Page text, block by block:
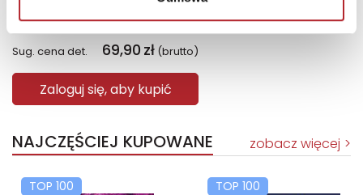
Bright Junior Media
Sug. cena det. 69,90 zł (brutto)
Zaloguj się, aby kupić
NAJCZĘŚCIEJ KUPOWANE zobacz więcej
TOP 100
TOP 100